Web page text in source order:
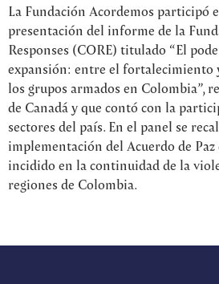
La Fundación Acordemos participó
presentación del informe de la
Responses (CORE) titulado “El
expansión: entre el fortalecimiento
los grupos armados en Colombia”,
de Canadá y que contó con la
sectores del país. En el panel se
implementación del Acuerdo de
incidido en la continuidad de la
regiones de Colombia.